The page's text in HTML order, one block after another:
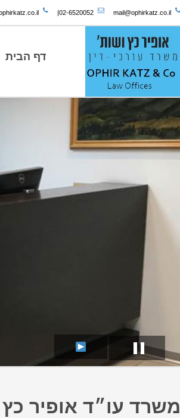
mail@ophirkatz.co.il
02-6520052
|
דף הבית
▐▐
משרד עו״ד אופיר כץ